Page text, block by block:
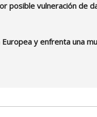
posible vulneración de
y enfrenta una